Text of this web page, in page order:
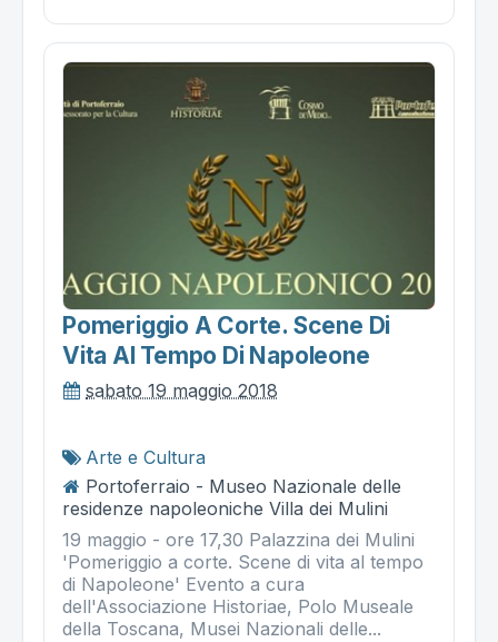
Pomeriggio A Corte. Scene Di
Vita Al Tempo Di Napoleone
sabato 19 maggio 2018
Arte e Cultura
Portoferraio - Museo Nazionale delle
residenze napoleoniche Villa dei Mulini
19 maggio - ore 17,30 Palazzina dei Mulini
'Pomeriggio a corte. Scene di vita al tempo
di Napoleone' Evento a cura
dell'Associazione Historiae, Polo Museale
della Toscana, Musei Nazionali delle...